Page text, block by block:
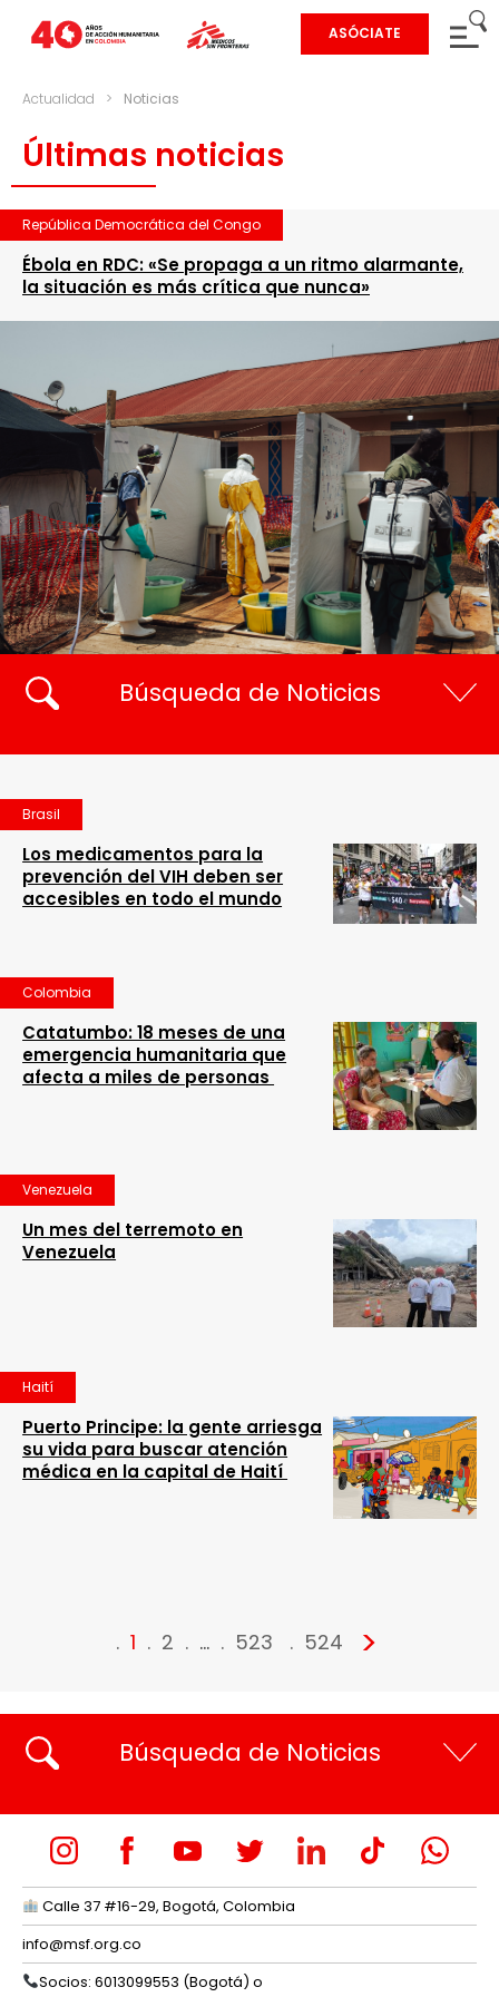
ASÓCIATE
Actualidad > Noticias
Últimas noticias
República Democrática del Congo
Ébola en RDC: «Se propaga a un ritmo alarmante,
la situación es más crítica que nunca»
Búsqueda de Noticias
Brasil
Los medicamentos para la
prevención del VIH deben ser
accesibles en todo el mundo
Colombia
Catatumbo: 18 meses de una
emergencia humanitaria que
afecta a miles de personas
Venezuela
Un mes del terremoto en
Venezuela
Haití
Puerto Principe: la gente arriesga
su vida para buscar atención
médica en la capital de Haití
1 2 … 523 524 >
Búsqueda de Noticias
Calle 37 #16-29, Bogotá, Colombia
info@msf.org.co
Socios: 6013099553 (Bogotá) o